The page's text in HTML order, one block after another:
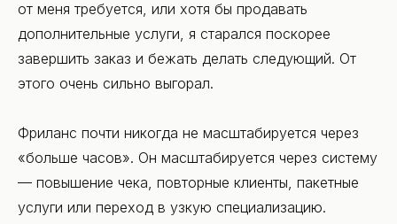
от меня требуется, или хотя бы продавать
дополнительные услуги, я старался поскорее
завершить заказ и бежать делать следующий. От
этого очень сильно выгорал.
Фриланс почти никогда не масштабируется через
«больше часов». Он масштабируется через систему
— повышение чека, повторные клиенты, пакетные
услуги или переход в узкую специализацию.